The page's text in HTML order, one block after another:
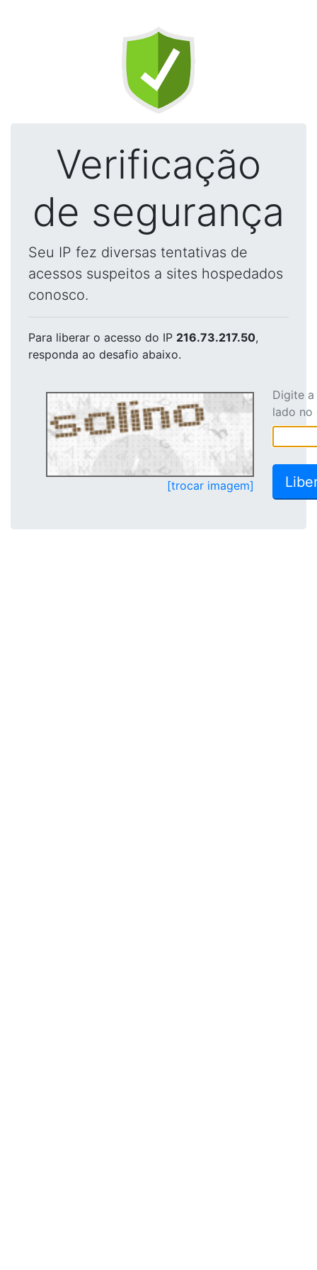
Verificação
de segurança
Seu IP fez diversas tentativas de
acessos suspeitos a sites hospedados
conosco.
Para liberar o acesso do IP 216.73.217.50,
responda ao desafio abaixo.
[trocar imagem]
Digite
lado no